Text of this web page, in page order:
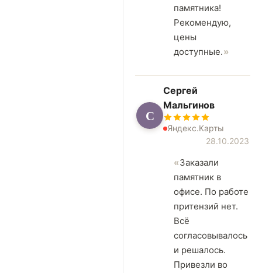
памятника!
Рекомендую,
цены
доступные.
С
Сергей
Мальгинов
Яндекс.Карты
28.10.2023
Заказали
памятник в
офисе. По работе
притензий нет.
Всё
согласовывалось
и решалось.
Привезли во